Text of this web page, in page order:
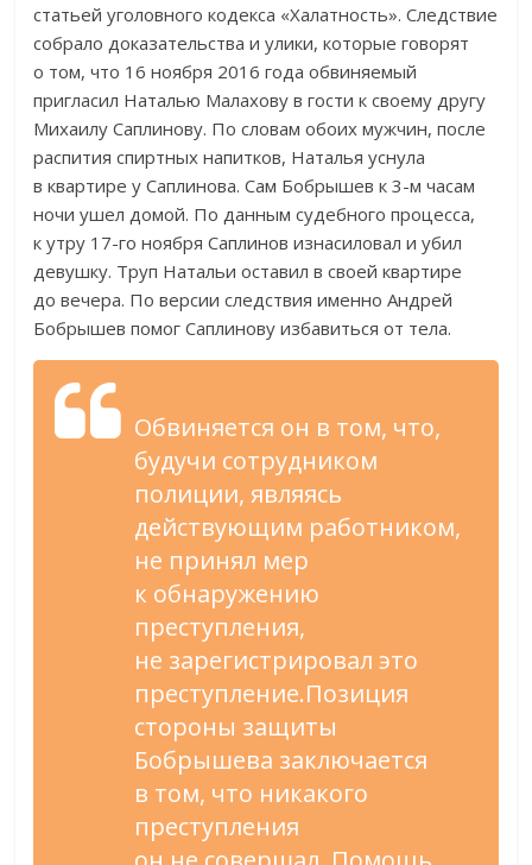
статьей уголовного кодекса «Халатность». Следствие
собрало доказательства и улики, которые говорят
о том, что 16 ноября 2016 года обвиняемый
пригласил Наталью Малахову в гости к своему другу
Михаилу Саплинову. По словам обоих мужчин, после
распития спиртных напитков, Наталья уснула
в квартире у Саплинова. Сам Бобрышев к 3-м часам
ночи ушел домой. По данным судебного процесса,
к утру 17-го ноября Саплинов изнасиловал и убил
девушку. Труп Натальи оставил в своей квартире
до вечера. По версии следствия именно Андрей
Бобрышев помог Саплинову избавиться от тела.
Обвиняется он в том, что,
будучи сотрудником
полиции, являясь
действующим работником,
не принял мер
к обнаружению
преступления,
не зарегистрировал это
преступление.Позиция
стороны защиты
Бобрышева заключается
в том, что никакого
преступления